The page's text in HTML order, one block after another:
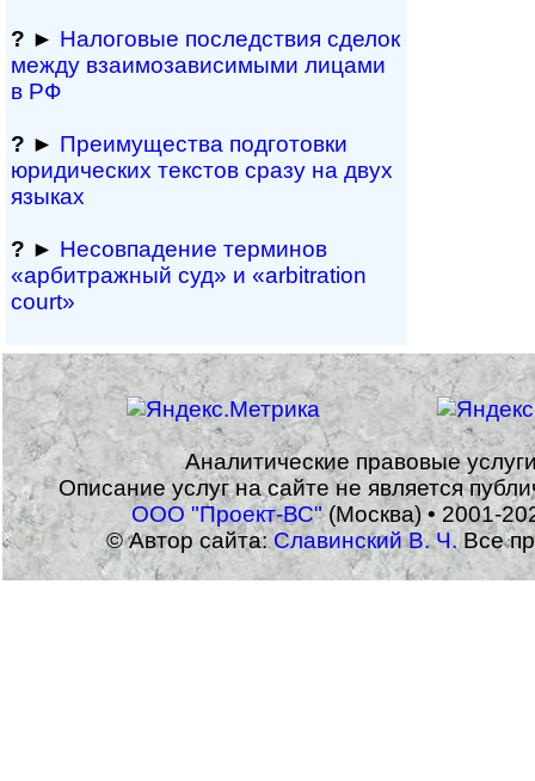
? ► Налоговые последствия сделок
между взаимозави­симыми лицами
в РФ
? ► Преимущества под­гото­вки
юри­ди­чес­ких тек­с­тов сразу на двух
языках
? ► Несовпадение терминов
«арбитражный суд» и «arbitration
court»
Аналитические правовые
Описание услуг на сайте не является
ООО "Проект-ВС"(Москва) • 2001-
© Автор сайта:Славинский В. Ч.Все